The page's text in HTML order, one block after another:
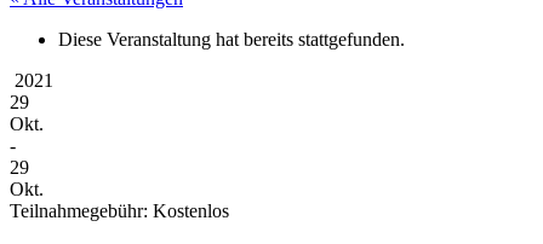
Diese Veranstaltung hat bereits stattgefunden.
2021
29
Okt.
-
29
Okt.
Teilnahmegebühr: Kostenlos